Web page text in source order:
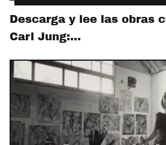
Descarga y lee las obras
Carl Jung:…